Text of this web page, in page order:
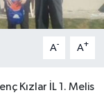
A- A+
Kızlar İL 1. Melis